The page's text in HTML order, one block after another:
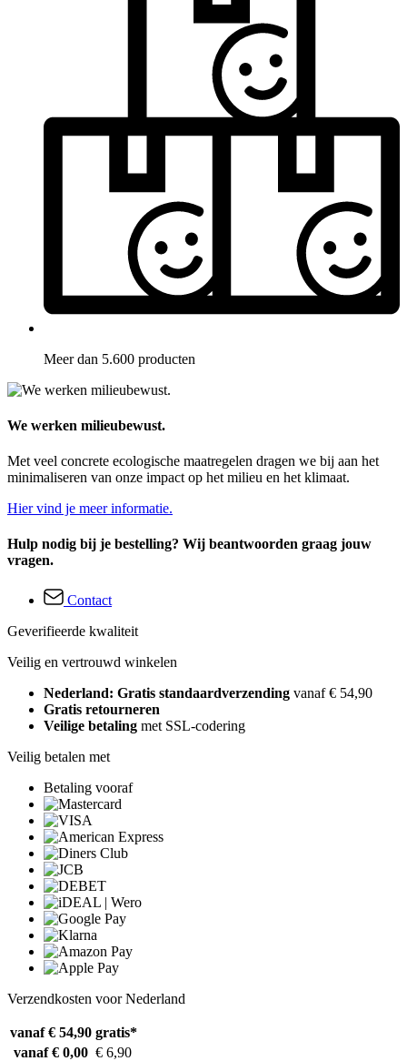
Meer dan 5.600 producten
We werken milieubewust.
Met veel concrete ecologische maatregelen dragen we bij aan het
minimaliseren van onze impact op het milieu en het klimaat.
Hier vind je meer informatie.
Hulp nodig bij je bestelling? Wij beantwoorden graag jouw
vragen.
Contact
Geverifieerde kwaliteit
Veilig en vertrouwd winkelen
Nederland: Gratis standaardverzending vanaf € 54,90
Gratis retourneren
Veilige betaling met SSL-codering
Veilig betalen met
Betaling vooraf
Verzendkosten voor Nederland
vanaf € 54,90 gratis*
vanaf € 0,00 € 6,90